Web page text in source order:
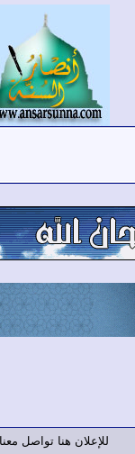
للإعلان هنا تواصل